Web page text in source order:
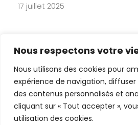
Nous respectons votre
Nous utilisons des cookies pour
expérience de navigation,
des contenus personnalisés et
cliquant sur « Tout accepter »,
utilisation des cookies.
17 juillet 2025
Copyright 2026
Mentions légales